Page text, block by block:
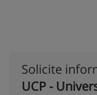
Solicite
UCP -